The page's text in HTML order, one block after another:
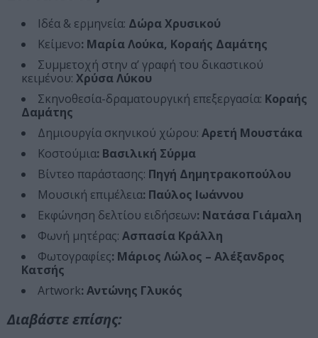
Ιδέα & ερμηνεία: Δώρα Χρυσικού
Κείμενο: Μαρία Λούκα, Κοραής Δαμάτης
Συμμετοχή στην α’ γραφή του δικαστικού
κειμένου: Χρύσα Λύκου
Σκηνοθεσία-δραματουργική επεξεργασία: Κοραής
Δαμάτης
Δημιουργία σκηνικού χώρου: Αρετή Μουστάκα
Κοστούμια: Βασιλική Σύρμα
Βίντεο παράστασης: Πηγή Δημητρακοπούλου
Μουσική επιμέλεια: Παύλος Ιωάννου
Εκφώνηση δελτίου ειδήσεων: Νατάσα Γιάμαλη
Φωνή μητέρας: Ασπασία Κράλλη
Φωτογραφίες: Μάριος Λώλος – Αλέξανδρος
Κατσής
Artwork: Αντώνης Γλυκός
Διαβάστε επίσης: